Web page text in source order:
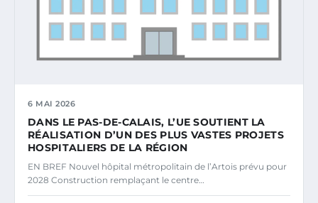
6 MAI 2026
DANS LE PAS-DE-CALAIS, L’UE SOUTIENT LA
RÉALISATION D’UN DES PLUS VASTES PROJETS
HOSPITALIERS DE LA RÉGION
EN BREF Nouvel hôpital métropolitain de l’Artois prévu pour
2028 Construction remplaçant le centre…